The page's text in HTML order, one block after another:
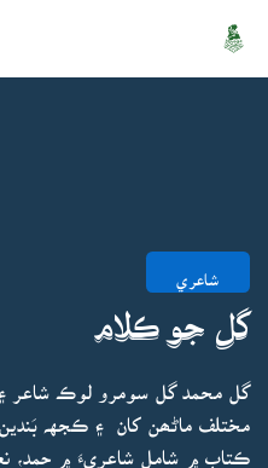
شاعري
گل جو ڪلام
گل محمد گل سومرو لوڪ شاعر
مختلف ماڻھن کان ۽ ڪجهہ
ڪتاب ۾ شامل شاعريءَ ۾ حمد،